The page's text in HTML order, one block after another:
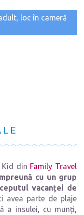
loc în cameră
Kid din Family Travel
cu un grup
vacanței de
avea parte de plaje
a insulei, cu munți,